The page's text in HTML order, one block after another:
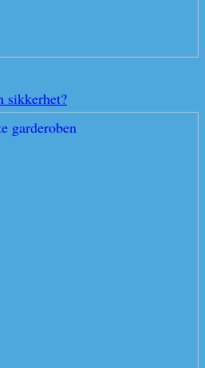
sikkerhet?